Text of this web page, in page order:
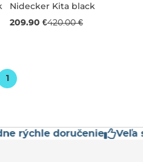
Použitý tovar -50%
Nidecker Kita black
209.90 €420.00 €
1
rýchle doručenie Veľa